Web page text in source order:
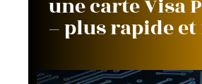
une carte Visa
– plus rapide